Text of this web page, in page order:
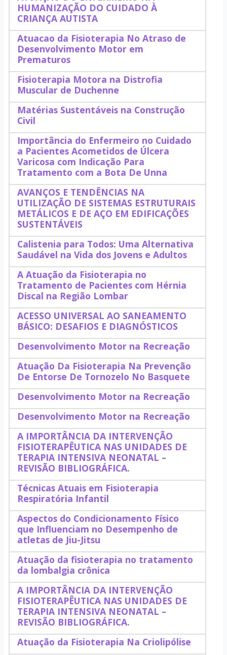
HUMANIZAÇÃO DO CUIDADO À
CRIANÇA AUTISTA
Atuacao da Fisioterapia No Atraso de
Desenvolvimento Motor em
Prematuros
Fisioterapia Motora na Distrofia
Muscular de Duchenne
Matérias Sustentáveis na Construção
Civil
Importância do Enfermeiro no Cuidado
a Pacientes Acometidos de Úlcera
Varicosa com Indicação Para
Tratamento com a Bota De Unna
AVANÇOS E TENDÊNCIAS NA
UTILIZAÇÃO DE SISTEMAS ESTRUTURAIS
METÁLICOS E DE AÇO EM EDIFICAÇÕES
SUSTENTÁVEIS
Calistenia para Todos: Uma Alternativa
Saudável na Vida dos Jovens e Adultos
A Atuação da Fisioterapia no
Tratamento de Pacientes com Hérnia
Discal na Região Lombar
ACESSO UNIVERSAL AO SANEAMENTO
BÁSICO: DESAFIOS E DIAGNÓSTICOS
Desenvolvimento Motor na Recreação
Atuação Da Fisioterapia Na Prevenção
De Entorse De Tornozelo No Basquete
Desenvolvimento Motor na Recreação
Desenvolvimento Motor na Recreação
A IMPORTÂNCIA DA INTERVENÇÃO
FISIOTERAPÊUTICA NAS UNIDADES DE
TERAPIA INTENSIVA NEONATAL –
REVISÃO BIBLIOGRÁFICA.
Técnicas Atuais em Fisioterapia
Respiratória Infantil
Aspectos do Condicionamento Físico
que Influenciam no Desempenho de
atletas de Jiu-Jitsu
Atuação da fisioterapia no tratamento
da lombalgia crônica
A IMPORTÂNCIA DA INTERVENÇÃO
FISIOTERAPÊUTICA NAS UNIDADES DE
TERAPIA INTENSIVA NEONATAL –
REVISÃO BIBLIOGRÁFICA.
Atuação da Fisioterapia Na Criolipólise